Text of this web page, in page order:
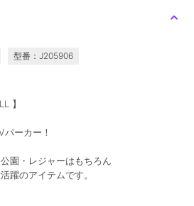
型番：J205906
】
ーカー！
園・レジャーはもちろん
躍のアイテムです。